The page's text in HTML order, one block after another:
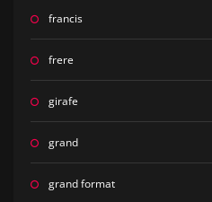
francis
frere
girafe
grand
grand format